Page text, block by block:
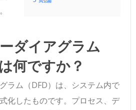
ダイアグラム
何ですか？
ラム（DFD）は、システム内で
化したものです。プロセス、デ